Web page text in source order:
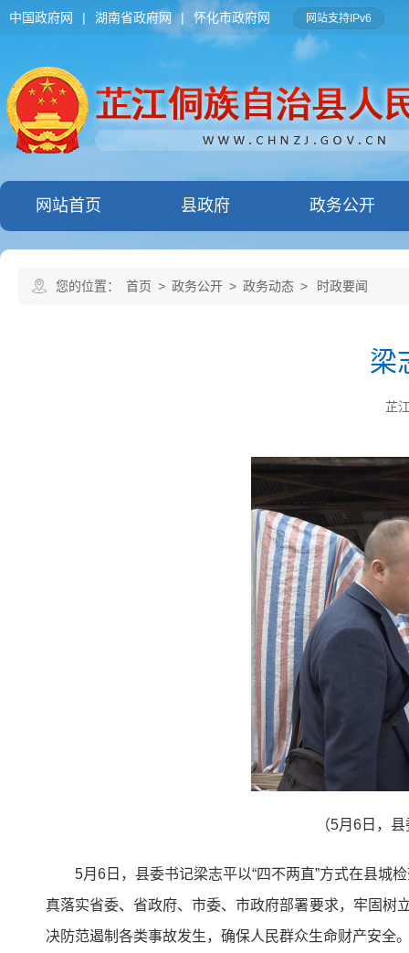
中国政府网 | 湖南省政府网 | 怀化市政府网 网站支持IPv6
网站首页 县政府 政务公开
您的位置： 首页 > 政务公开 > 政务动态 > 时政要闻
梁
芷
（5月6日，
5月6日，县委书记梁志平以“四不两直”方式在县城
真落实省委、省政府、市委、市政府部署要求，牢固树
决防范遏制各类事故发生，确保人民群众生命财产安全